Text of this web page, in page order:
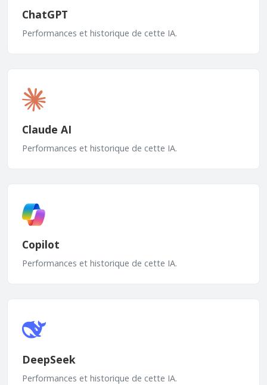
ChatGPT
Performances et historique de cette IA.
Claude AI
Performances et historique de cette IA.
Copilot
Performances et historique de cette IA.
DeepSeek
Performances et historique de cette IA.